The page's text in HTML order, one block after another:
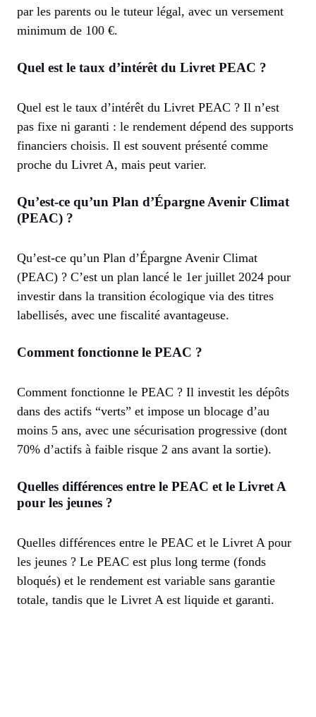
par les parents ou le tuteur légal, avec un versement
minimum de 100 €.
Quel est le taux d’intérêt du Livret PEAC ?
Quel est le taux d’intérêt du Livret PEAC ? Il n’est
pas fixe ni garanti : le rendement dépend des supports
financiers choisis. Il est souvent présenté comme
proche du Livret A, mais peut varier.
Qu’est-ce qu’un Plan d’Épargne Avenir Climat
(PEAC) ?
Qu’est-ce qu’un Plan d’Épargne Avenir Climat
(PEAC) ? C’est un plan lancé le 1er juillet 2024 pour
investir dans la transition écologique via des titres
labellisés, avec une fiscalité avantageuse.
Comment fonctionne le PEAC ?
Comment fonctionne le PEAC ? Il investit les dépôts
dans des actifs “verts” et impose un blocage d’au
moins 5 ans, avec une sécurisation progressive (dont
70% d’actifs à faible risque 2 ans avant la sortie).
Quelles différences entre le PEAC et le Livret A
pour les jeunes ?
Quelles différences entre le PEAC et le Livret A pour
les jeunes ? Le PEAC est plus long terme (fonds
bloqués) et le rendement est variable sans garantie
totale, tandis que le Livret A est liquide et garanti.